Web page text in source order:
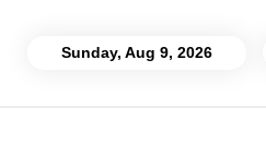
Sunday, Aug 9, 2026